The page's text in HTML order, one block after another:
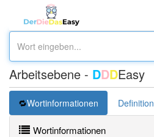
Arbeitsebene - DDDEasy
Wortinformationen Definition
Wortinformationen